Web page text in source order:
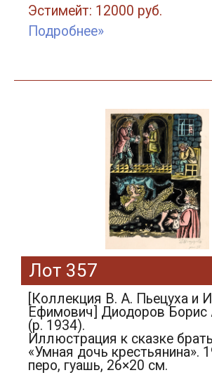
Эстимейт: 12000 руб.
Подробнее»
Лот 357
[Коллекция В. А. Пьецуха и
Ефимович] Диодоров Борис
(р. 1934).
Иллюстрация к сказке
«Умная дочь крестьянина».
перо, гуашь, 26×20 см.